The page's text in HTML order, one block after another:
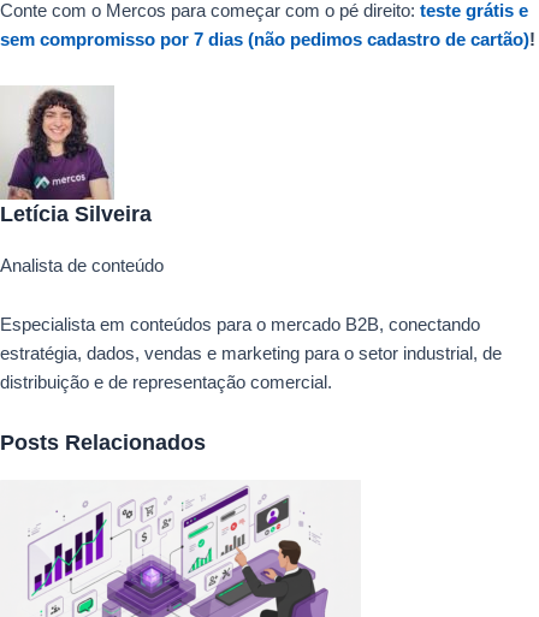
Conte com o Mercos para começar com o pé direito: teste grátis e
sem compromisso por 7 dias (não pedimos cadastro de cartão)!
Letícia Silveira
Analista de conteúdo
Especialista em conteúdos para o mercado B2B, conectando
estratégia, dados, vendas e marketing para o setor industrial, de
distribuição e de representação comercial.
Posts Relacionados